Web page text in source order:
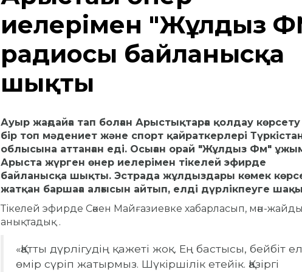
иелерімен "Жұлдыз
радиосы байланысқа
шықты
Ауыр жағдайға тап болған Арыстықтарға қолдау
бір топ мәдениет және спорт қайраткерлері
облысына аттанған еді. Осыған орай "Жұлдыз Фм"
Арыста жүрген өнер иелерімен тікелей эфирде
байланысқа шықты. Эстрада жұлдыздары көмек
жатқан баршаға алғысын айтып, елді дүрлікпеуге
Тікелей эфирде Сәкен Майғазиевке хабарласып, мән-жайды
анықтадық .
«Қатты дүрлігудің қажеті жоқ. Ең бастысы, бейбіт
өмір сүріп жатырмыз. Шүкіршілік етейік. Қазіргі